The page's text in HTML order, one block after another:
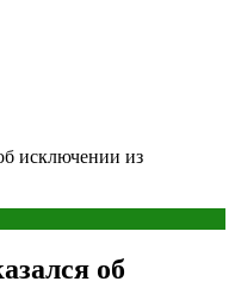
исключении из
об